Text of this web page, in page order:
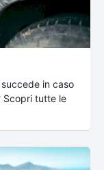
in caso
Scopri tutte le